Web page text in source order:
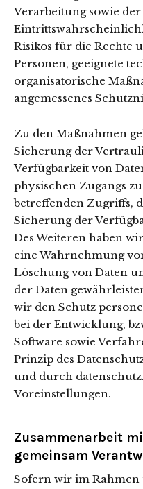
Verarbeitung sowie
Risikos für die Rechte
Personen, geeignete
organisatorische
angemessenes
Zu den Maßnahmen
Sicherung der
Verfügbarkeit von
physischen Zugangs
betreffenden Zugriffs,
Sicherung der
Des Weiteren haben
eine Wahrnehmung
Löschung von Daten
der Daten
wir den Schutz
bei der Entwicklung,
Software sowie
Prinzip des
und durch
Voreinstellungen.
Zusammenarbeit
gemeinsam
Sofern wir im Rahmen